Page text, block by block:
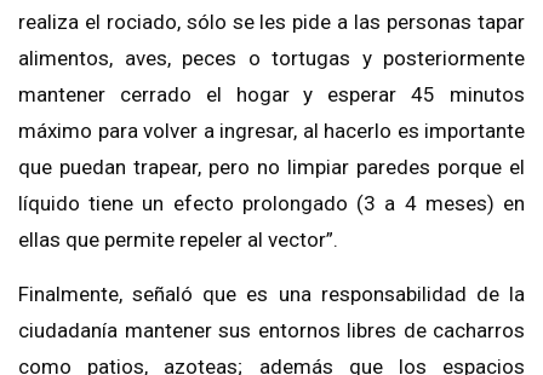
realiza el rociado, sólo se les pide a las personas tapar
alimentos, aves, peces o tortugas y posteriormente
mantener cerrado el hogar y esperar 45 minutos
máximo para volver a ingresar, al hacerlo es importante
que puedan trapear, pero no limpiar paredes porque el
líquido tiene un efecto prolongado (3 a 4 meses) en
ellas que permite repeler al vector”.
Finalmente, señaló que es una responsabilidad de la
ciudadanía mantener sus entornos libres de cacharros
como patios, azoteas; además que los espacios